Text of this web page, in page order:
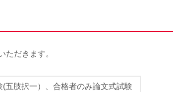
ただきます。
(五肢択一）、合格者のみ論文式試験